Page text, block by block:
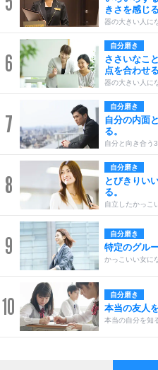
きさを感じる
器の大きい人に
6
自分磨き
ささいなこ
点を合わせる
器の大きい人に
7
自分磨き
自分の内面
る。
自分と向き合う
8
自分磨き
とびきりい
る。
自立したかっこ
9 自分磨き
特定のグル
かっこいい女に
10 自分磨き
本当の友人
本当の自分を知